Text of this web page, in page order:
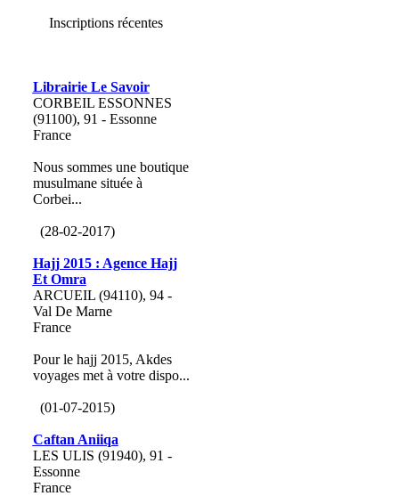
Inscriptions récentes
Librairie Le Savoir
CORBEIL ESSONNES
(91100), 91 - Essonne
France
Nous sommes une boutique
musulmane située à
Corbei...
(28-02-2017)
Hajj 2015 : Agence Hajj
Et Omra
ARCUEIL (94110), 94 -
Val De Marne
France
Pour le hajj 2015, Akdes
voyages met à votre dispo...
(01-07-2015)
Caftan Aniiqa
LES ULIS (91940), 91 -
Essonne
France